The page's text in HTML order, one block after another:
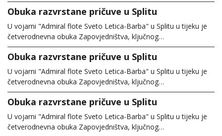
Obuka razvrstane pričuve u Splitu
U vojarni "Admiral flote Sveto Letica-Barba" u Splitu u tijeku je
četverodnevna obuka Zapovjedništva, ključnog…
Obuka razvrstane pričuve u Splitu
U vojarni "Admiral flote Sveto Letica-Barba" u Splitu u tijeku je
četverodnevna obuka Zapovjedništva, ključnog…
Obuka razvrstane pričuve u Splitu
U vojarni "Admiral flote Sveto Letica-Barba" u Splitu u tijeku je
četverodnevna obuka Zapovjedništva, ključnog…